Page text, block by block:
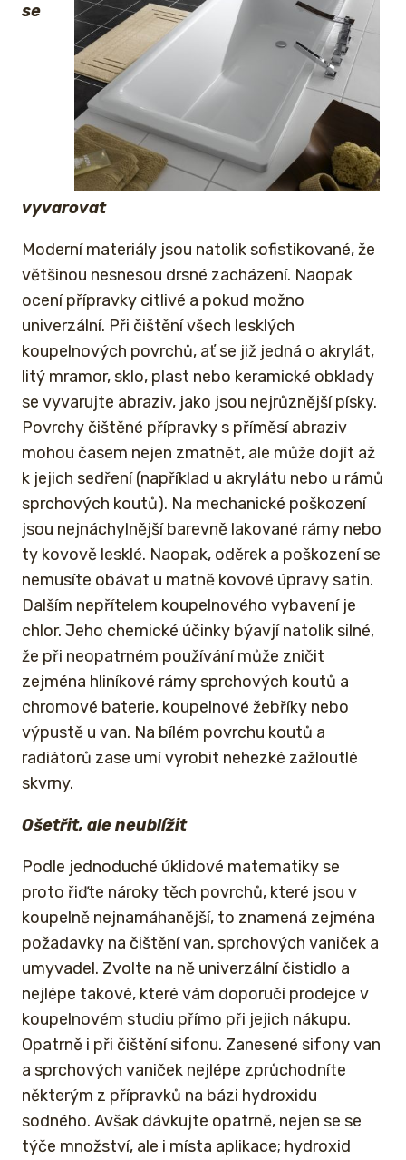
se
vyvarovat
Moderní materiály jsou natolik sofistikované, že
většinou nesnesou drsné zacházení. Naopak
ocení přípravky citlivé a pokud možno
univerzální. Při čištění všech lesklých
koupelnových povrchů, ať se již jedná o akrylát,
litý mramor, sklo, plast nebo keramické obklady
se vyvarujte abraziv, jako jsou nejrůznější písky.
Povrchy čištěné přípravky s příměsí abraziv
mohou časem nejen zmatnět, ale může dojít až
k jejich sedření (například u akrylátu nebo u rámů
sprchových koutů). Na mechanické poškození
jsou nejnáchylnější barevně lakované rámy nebo
ty kovově lesklé. Naopak, oděrek a poškození se
nemusíte obávat u matně kovové úpravy satin.
Dalším nepřítelem koupelnového vybavení je
chlor. Jeho chemické účinky býavjí natolik silné,
že při neopatrném používání může zničit
zejména hliníkové rámy sprchových koutů a
chromové baterie, koupelnové žebříky nebo
výpustě u van. Na bílém povrchu koutů a
radiátorů zase umí vyrobit nehezké zažloutlé
skvrny.
Ošetřit, ale neublížit
Podle jednoduché úklidové matematiky se
proto řiďte nároky těch povrchů, které jsou v
koupelně nejnamáhanější, to znamená zejména
požadavky na čištění van, sprchových vaniček a
umyvadel. Zvolte na ně univerzální čistidlo a
nejlépe takové, které vám doporučí prodejce v
koupelnovém studiu přímo při jejich nákupu.
Opatrně i při čištění sifonu. Zanesené sifony van
a sprchových vaniček nejlépe zprůchodníte
některým z přípravků na bázi hydroxidu
sodného. Avšak dávkujte opatrně, nejen se se
týče množství, ale i místa aplikace; hydroxid